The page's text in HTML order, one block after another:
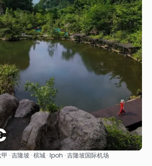
看到
· 吉隆坡 · 槟城 · Ipoh · 吉隆坡国际机场